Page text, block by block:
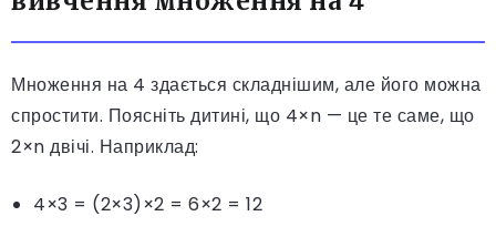
Множення на 4 здається складнішим, але його можна
спростити. Поясніть дитині, що 4×n — це те саме, що
2×n двічі. Наприклад:
4×3 = (2×3)×2 = 6×2 = 12